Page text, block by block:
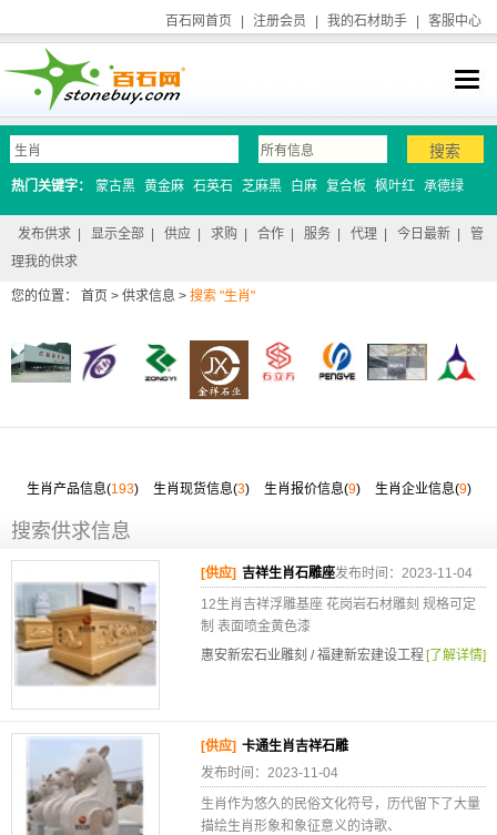
百石网首页 注册会员 我的石材助手 客服中心
热门关键字： 蒙古黑 黄金麻 石英石 芝麻黑 白麻 复合板 枫叶红 承德绿
发布供求 显示全部 供应 求购 合作 服务 代理 今日最新
管
理我的供求
您的位置： 首页 > 供求信息 > 搜索 "生肖"
生肖产品信息(193) 生肖现货信息(3) 生肖报价信息(9) 生肖企业信息(9)
搜索供求信息
[供应] 吉祥生肖石雕座发布时间：2023-11-04
12生肖吉祥浮雕基座 花岗岩石材雕刻 规格可定
制 表面喷金黄色漆
惠安新宏石业雕刻 / 福建新宏建设工程 [了解详情]
[供应] 卡通生肖吉祥石雕
发布时间：2023-11-04
生肖作为悠久的民俗文化符号，历代留下了大量
描绘生肖形象和象征意义的诗歌、